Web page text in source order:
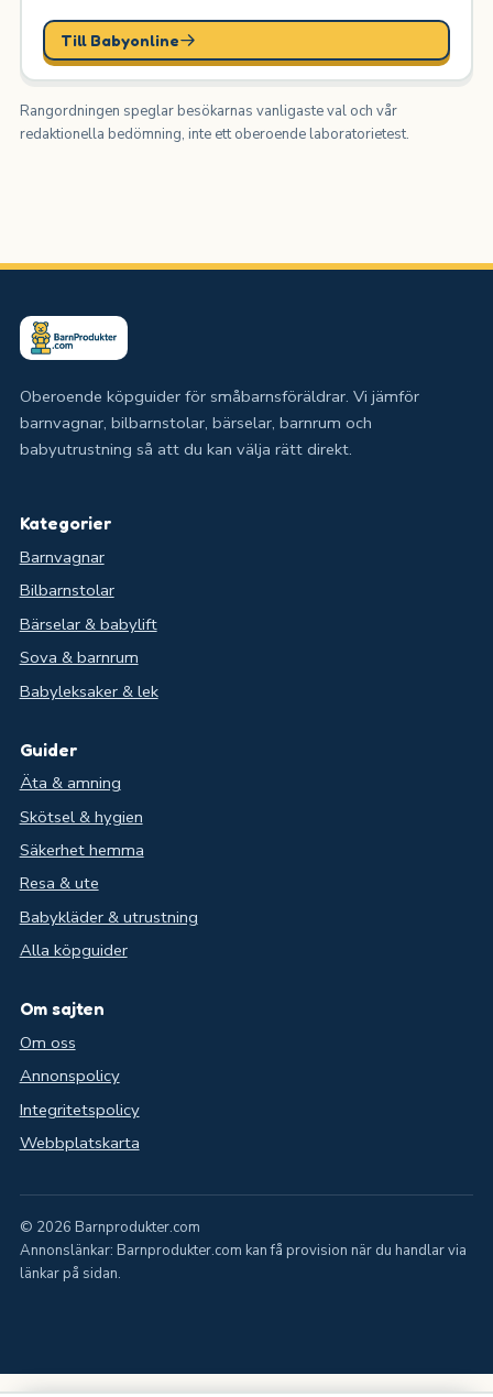
Till Babyonline
Rangordningen speglar besökarnas vanligaste val och vår
redaktionella bedömning, inte ett oberoende laboratorietest.
Oberoende köpguider för småbarnsföräldrar. Vi jämför
barnvagnar, bilbarnstolar, bärselar, barnrum och
babyutrustning så att du kan välja rätt direkt.
Kategorier
Barnvagnar
Bilbarnstolar
Bärselar & babylift
Sova & barnrum
Babyleksaker & lek
Guider
Äta & amning
Skötsel & hygien
Säkerhet hemma
Resa & ute
Babykläder & utrustning
Alla köpguider
Om sajten
Om oss
Annonspolicy
Integritetspolicy
Webbplatskarta
© 2026 Barnprodukter.com
Annonslänkar: Barnprodukter.com kan få provision när du handlar via
länkar på sidan.